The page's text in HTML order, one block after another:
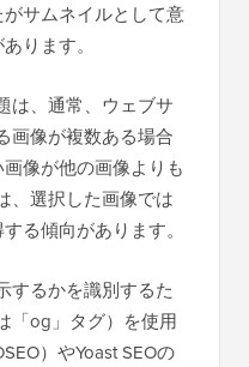
サムネイルとして意
ります。
は、通常、ウェブサ
画像が複数ある場合
像が他の画像よりも
、選択した画像では
る傾向があります。
するかを識別するた
「og」タグ）を使用
）やYoast SEOの